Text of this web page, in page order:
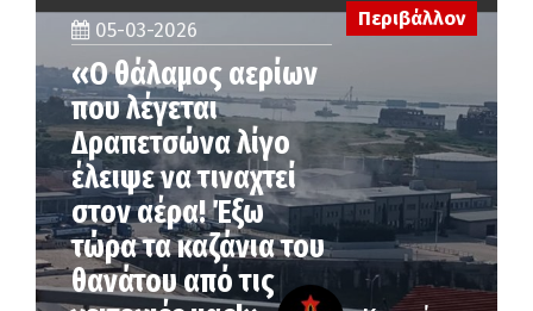
05-03-2026
«Ο θάλαμος αερίων
που λέγεται
Δραπετσώνα λίγο
έλειψε να τιναχτεί
στον αέρα! Έξω
τώρα τα καζάνια του
θανάτου από τις
Περιβάλλον